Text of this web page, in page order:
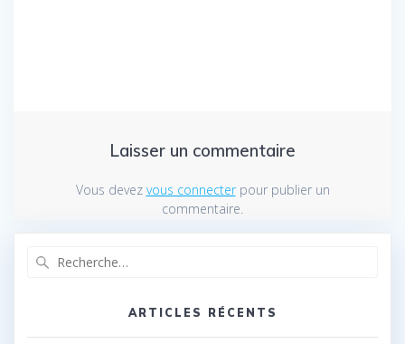
Laisser un commentaire
Vous devez vous connecterpour publier un
commentaire.
ARTICLES RÉCENTS